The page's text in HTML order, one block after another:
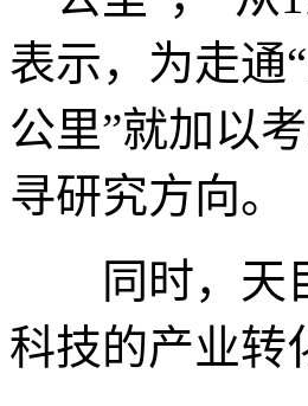
表示，为走通
公里”就加以
寻研究方向。
同时，天目
科技的产业转